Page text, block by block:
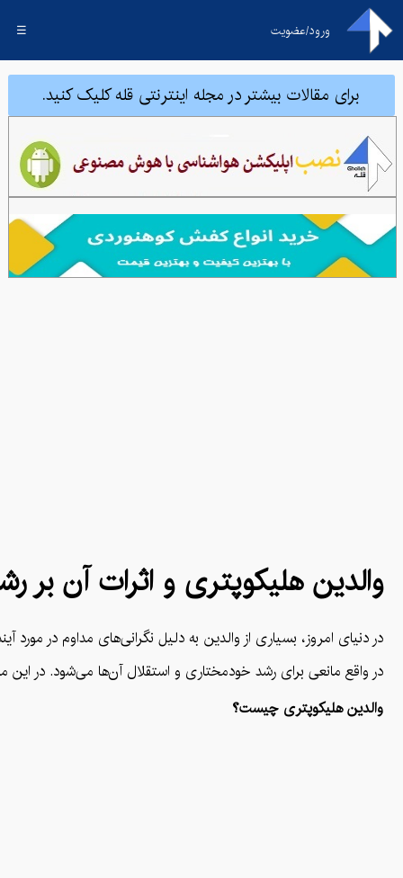
ورود/عضویت ☰
برای مقالات بیشتر در مجله اینترنتی قله کلیک کنید.
والدین هلیکوپتری و اثرات آن بر
در دنیای امروز، بسیاری از والدین به دلیل نگرانی‌های مداوم در
در واقع مانعی برای رشد خودمختاری و استقلال آن‌ها می‌شود. در این
والدین هلیکوپتری چیست؟